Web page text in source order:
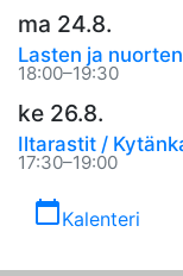
ma 24.8.
Lasten ja
18:00–19:30
ke 26.8.
Iltarastit /
17:30–19:00
calendar_todayKalenteri